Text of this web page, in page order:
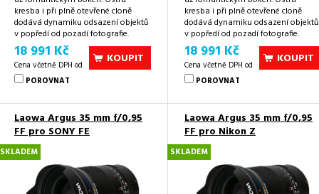
kresba i při plně otevřené cloně
dodává dynamiku odsazení objektů
v popředí od pozadí fotografie.
KOUPIT
18 991 Kč
Cena včetně DPH od
POROVNAT
kresba i při plně otevřené cloně
dodává dynamiku odsazení objektů
v popředí od pozadí fotografie.
KOUPIT
18 991 Kč
Cena včetně DPH od
POROVNAT
Laowa Argus 35 mm f/0,95
FF pro SONY FE
SKLADEM
Laowa Argus 35 mm f/0,95
FF pro Nikon Z
SKLADEM